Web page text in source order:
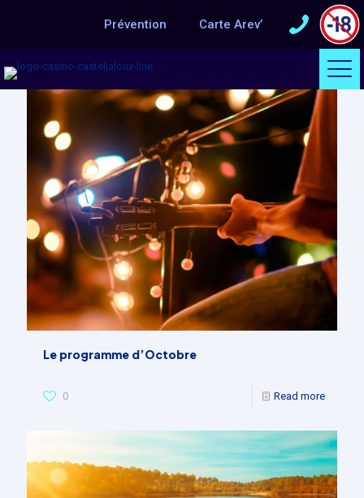
Prévention Carte Arev’
Le programme d’Octobre
0 Read more